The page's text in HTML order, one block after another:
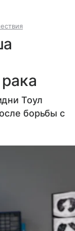
Тоул
борьбы с